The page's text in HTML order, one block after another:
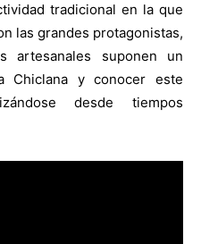
tradicional en la que
las grandes protagonistas,
artesanales suponen un
Chiclana y conocer este
desde tiempos